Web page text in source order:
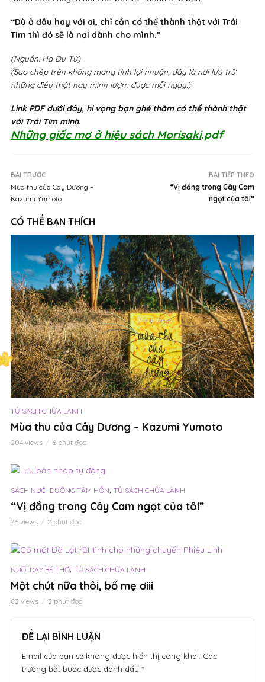
“Dù ở đâu hay với ai, chỉ cần có thể thành thật với Trái
Tim thì đó sẽ là nơi dành cho mình.”
(Nguồn: Hạ Du Tử)
(Sao chép trên không mang tính lợi nhuận, đây là nơi lưu trữ
những điều thật hay mình lượm được mỗi ngày.)
Link PDF dưới đây, hi vọng bạn ghé thăm có thể thành thật
với Trái Tim mình.
Những giấc mơ ở hiệu sách Morisaki.pdf
BÀI TRƯỚC
Mùa thu của Cây Dương –
Kazumi Yumoto
BÀI TIẾP THEO
“Vị đắng trong Cây Cam
ngọt của tôi”
CÓ THỂ BẠN THÍCH
TỦ SÁCH CHỮA LÀNH
Mùa thu của Cây Dương – Kazumi Yumoto
204 views 6 phút đọc
SÁCH NUÔI DƯỠNG TÂM HỒN, TỦ SÁCH CHỮA LÀNH
“Vị đắng trong Cây Cam ngọt của tôi”
76 views 2 phút đọc
NUÔI DẠY BÉ THƠ, TỦ SÁCH CHỮA LÀNH
Một chút nữa thôi, bố mẹ ơiii
83 views 3 phút đọc
ĐỂ LẠI BÌNH LUẬN
Email của bạn sẽ không được hiển thị công khai. Các
trường bắt buộc được đánh dấu *